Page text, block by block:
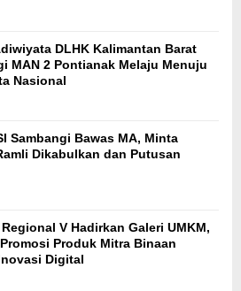
DLHK Kalimantan Barat
MAN 2 Pontianak Melaju Menuju
Nasional
Sambangi Bawas MA, Minta
Dikabulkan dan Putusan
Regional V Hadirkan Galeri UMKM,
Produk Mitra Binaan
Digital